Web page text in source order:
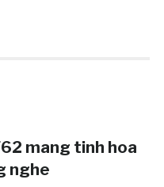
mang tinh hoa
nghe